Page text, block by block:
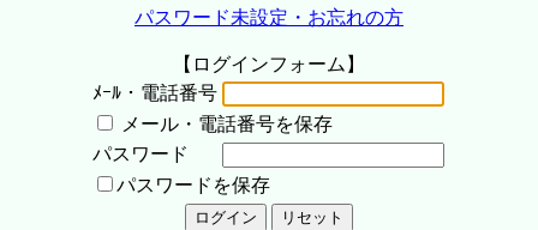
パスワード未設定・お忘れの方
【ログインフォーム】
ﾒｰﾙ・電話番号
メール・電話番号を保存
パスワード
パスワードを保存